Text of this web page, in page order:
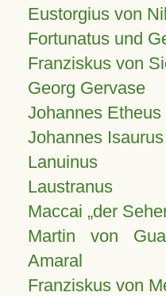
Eustorgius von
Fortunatus und
Franziskus von
Georg Gervase
Johannes Etheus
Johannes Isaurus
Lanuinus
Laustranus
Maccai „der
Martin von
Amaral
Franziskus von